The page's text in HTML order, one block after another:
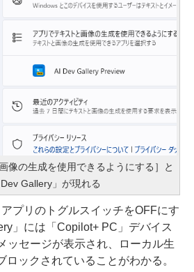
像の生成を使用できるようにする］と
Gallery」が現れる
プリのトグルスイッチをOFFにす
」には「Copilot+ PC」デバイス
ッセージが表示され、ローカル生
ロックされていることがわかる。